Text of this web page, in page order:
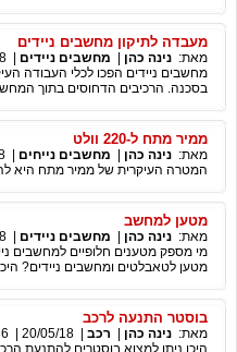
מעבדה לתיקון מחשבים ניידים
מאת: נינה כהן מחשבים ניידים
מחשבים ניידים הפכו לכלי העבודה
בסכנה. הרכיבים הדחוסים בתוך
ממיר מתח ל-220 וולט
מאת: נינה כהן מחשבים נייחים
המטרה העיקרית של ממיר מתח היא
מטען למחשב
מאת: נינה כהן מחשבים ניידים
מי מספק מטענים חלופיים למחשבים
מטען לטאבלטים ומחשבים ניידים?
בוסטר התנעה לרכב
מאת: נינה כהן רכב 20/05/18
היכן ניתן למצוא בוסטרים להתנעת